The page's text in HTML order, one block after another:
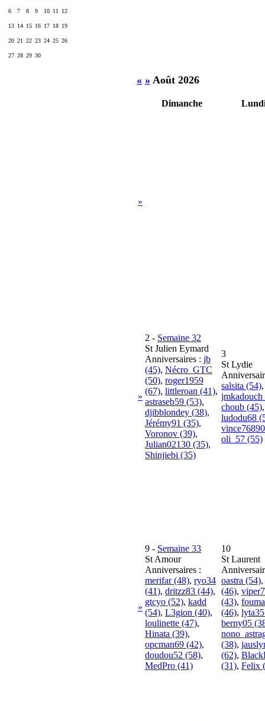
6 7 8 9 10 11 12
13 14 15 16 17 18 19
20 21 22 23 24 25 26
27 28 29 30
« » Août 2026
Dimanche
»
»
2 - Semaine 32
St Julien Eymard
Anniversaires : jb
(45), Nécro_GTC
(50), roger1959
(67), littleroan (41),
astraseb59 (53),
djibblondey (38),
Jérémy91 (35),
Voronov (39),
Julian02130 (35),
Shinjiebi (35)
3
St Lydie
salsita (54),
jmkadouch
choub (45),
ludodu68
oli_57 (55)
»
9 - Semaine 33
St Amour
Anniversaires :
merifar (48), ryo34
(41), dritzz83 (44),
gtcyo (52), kadd
(54), L3gion (40),
loulinette (47),
Hinata (39),
opcman69 (42),
doudou52 (58),
MedPro (41)
10
St Laurent
oastra (54),
(46),
(43),
(46),
berny05
(38),
(62),
(31), Felix